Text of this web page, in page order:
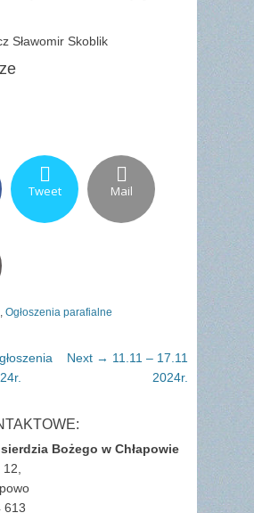
Sławomir Skoblik
Tweet Mail
Ogłoszenia parafialne
Next → Next
11.11 – 17.11
2024r.
Bożego w Chłapowie
613